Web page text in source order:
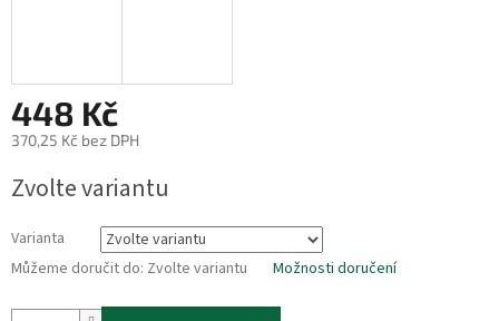
448 Kč
370,25 Kč bez DPH
cena:
Zvolte variantu
Varianta
Můžeme doručit do: Zvolte variantu Možnosti doručení